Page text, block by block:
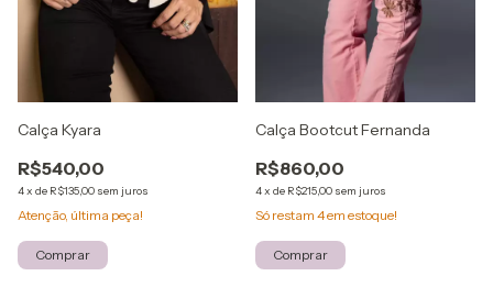
Calça Kyara
R$540,00
4x de R$135,00 sem juros
Atenção, última peça!
Comprar
Calça Bootcut Fernanda
R$860,00
4x de R$215,00 sem juros
Só restam 4em estoque!
Comprar